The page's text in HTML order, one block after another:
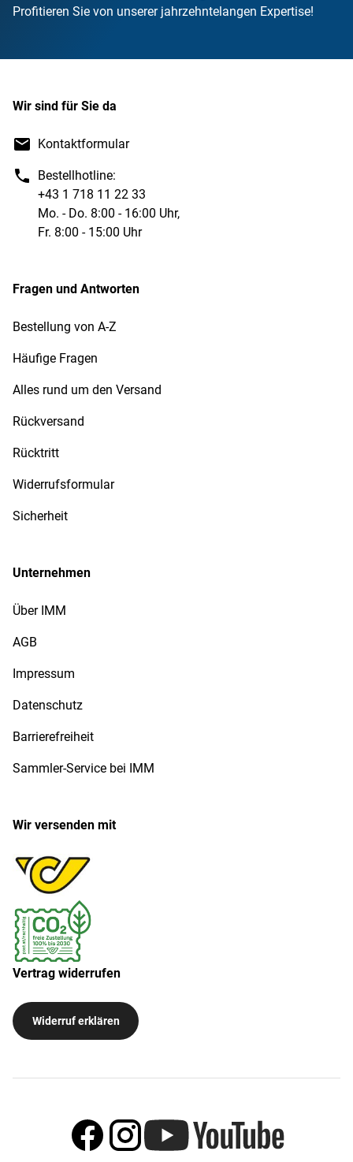
Profitieren Sie von unserer jahrzehntelangen Expertise!
Wir sind für Sie da
Kontaktformular
Bestellhotline:
+43 1 718 11 22 33
Mo. - Do. 8:00 - 16:00 Uhr,
Fr. 8:00 - 15:00 Uhr
Fragen und Antworten
Bestellung von A-Z
Häufige Fragen
Alles rund um den Versand
Rückversand
Rücktritt
Widerrufsformular
Sicherheit
Unternehmen
Über IMM
AGB
Impressum
Datenschutz
Barrierefreiheit
Sammler-Service bei IMM
Wir versenden mit
Vertrag widerrufen
Widerruf erklären